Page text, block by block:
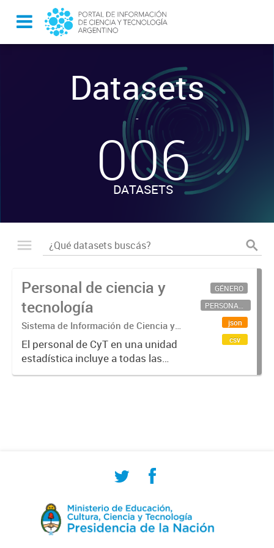
Datasets
-
006
DATASETS
Personal de ciencia y
tecnología
Sistema de Información de Ciencia y
Tecnología Argentino (SICYTAR)
El personal de CyT en una unidad
estadística incluye a todas las
personas involucradas
GÉNERO
PERSONAL CIENTÍFICO-TECNOLÓGICO
json
csv